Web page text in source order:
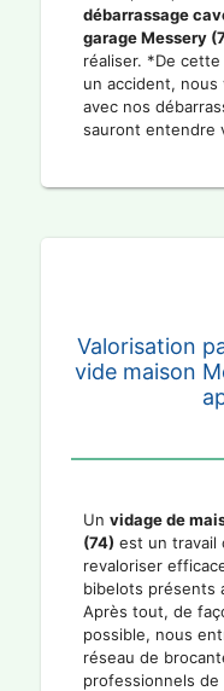
débarrassage
garage Messery
réaliser. *De
un accident,
avec nos
sauront entendre
Valorisation
vide maison
Un vidage de
(74) est un travail
revaloriser
bibelots présents
Après tout, de
possible, nous
réseau de
professionnels de